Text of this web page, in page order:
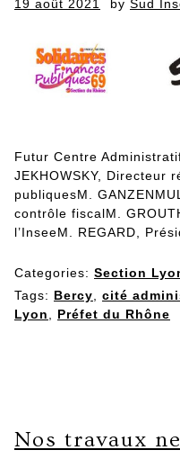
Posted
19 août 2021 by Sud
Futur Centre
JEKHOWSKY, Directeur
publiquesM.
contrôle fiscalM.
l’InseeM. REGARD,
Categories: Section
Tags: Bercy, cité
Lyon, Préfet du Rhône
Nos travaux